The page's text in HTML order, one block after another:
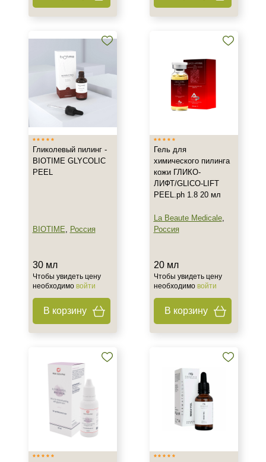
AHA-кислоты
Азелаиновая кислота
Показать еще
Время применения
Вечер
Ежедневный
Лето
Для женщин
Пилинг
Гликолевый пилинг -
BIOTIME GLYCOLIC
PEEL
BIOTIME, Россия
30 мл
Чтобы увидеть цену
необходимо войти
В корзину
Гель для
химического пилинга
кожи ГЛИКО-
ЛИФТ/GLICO-LIFT
PEEL.ph 1.8 20 мл
La Beaute Medicale,
Россия
20 мл
Чтобы увидеть цену
необходимо войти
В корзину